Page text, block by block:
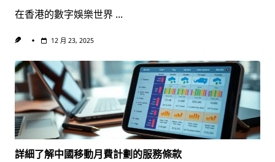
在香港的數字娛樂世界 ...
12 月 23, 2025
詳細了解中國移動月費計劃的服務條款